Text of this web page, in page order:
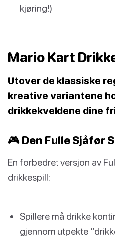
kjøring!)
Mario Kart
Utover de klassiske
kreative variantene
drikkekveldene dine
🎮 Den Fulle Sjåfør
En forbedret versjon av
drikkespill:
Spillere må drikke
gjennom utpekte